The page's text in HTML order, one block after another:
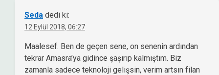
Seda dedi ki:
12 Eylül 2018, 06:27
Maalesef. Ben de geçen sene, on senenin ardından
tekrar Amasra’ya gidince şaşırıp kalmıştım. Biz
zamanla sadece teknoloji gelişsin, verim artsın filan